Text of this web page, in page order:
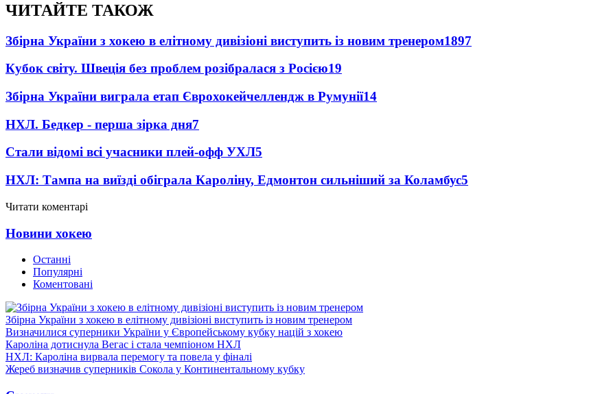
ЧИТАЙТЕ ТАКОЖ
Збірна України з хокею в елітному дивізіоні виступить із новим тренером1897
Кубок світу. Швеція без проблем розібралася з Росією19
Збірна України виграла етап Єврохокейчеллендж в Румунії14
НХЛ. Бедкер - перша зірка дня7
Стали відомі всі учасники плей-офф УХЛ5
НХЛ: Тампа на виїзді обіграла Кароліну, Едмонтон сильніший за Коламбус5
Читати коментарі
Новини хокею
Останні
Популярні
Коментовані
Збірна України з хокею в елітному дивізіоні виступить із новим тренером
Визначилися суперники України у Європейському кубку націй з хокею
Кароліна дотиснула Вегас і стала чемпіоном НХЛ
НХЛ: Кароліна вирвала перемогу та повела у фіналі
Жереб визначив суперників Сокола у Континентальному кубку